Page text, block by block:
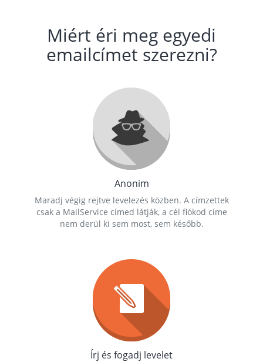
Miért éri meg egyedi
emailcímet szerezni?
Anonim
Maradj végig rejtve levelezés közben. A címzettek
csak a MailService címed látják, a cél fiókod címe
nem derül ki sem most, sem később.
Írj és fogadj levelet